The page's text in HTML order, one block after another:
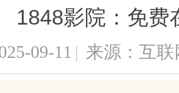
1848影院：免费
09-11 | 来源：互联